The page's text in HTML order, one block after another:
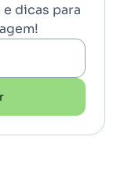
dicas para